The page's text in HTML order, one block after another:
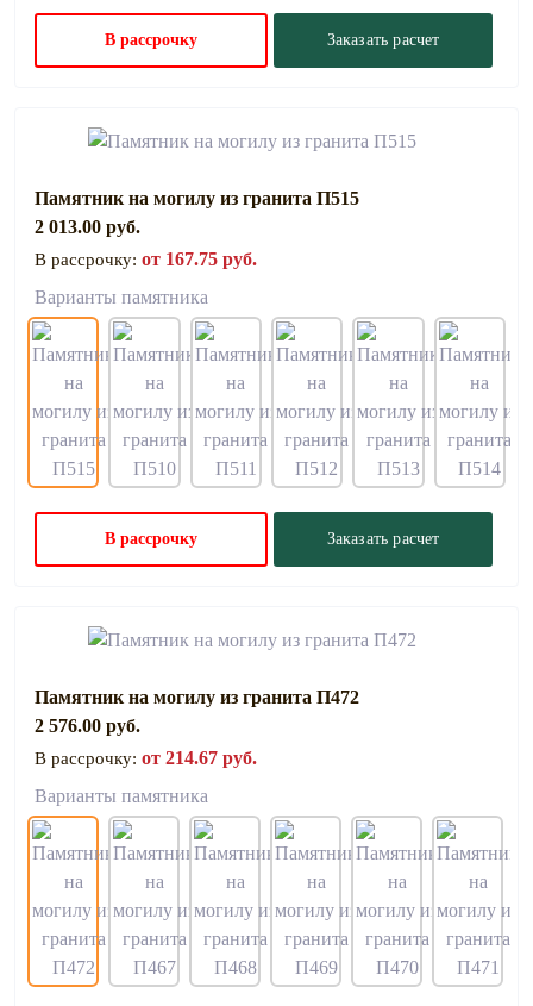
В рассрочку Заказать расчет
Памятник на могилу из гранита П515
2 013.00 руб.
В рассрочку: от 167.75 руб.
Варианты памятника
В рассрочку Заказать расчет
Памятник на могилу из гранита П472
2 576.00 руб.
В рассрочку: от 214.67 руб.
Варианты памятника